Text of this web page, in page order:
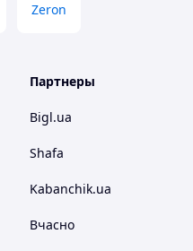
Zeron
Партнеры
Bigl.ua
Shafa
Kabanchik.ua
Вчасно